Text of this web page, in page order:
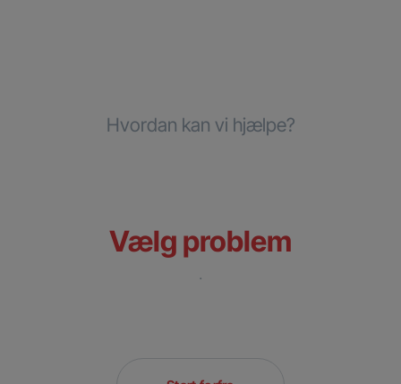
Hvordan kan vi hjælpe?
Vælg problem
.